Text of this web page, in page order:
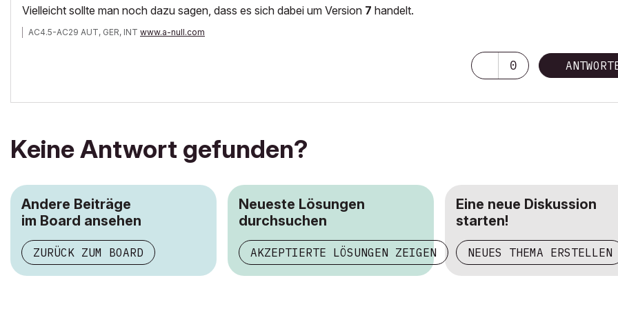
Vielleicht sollte man noch dazu sagen, dass es sich dabei um Version 7 handelt.
AC4.5-AC29 AUT, GER, INT www.a-null.com
0
Keine Antwort gefunden?
Andere Beiträge
im Board ansehen
ZURÜCK ZUM BOARD
Neueste Lösungen
durchsuchen
AKZEPTIERTE LÖSUNGEN ZEIGEN
Eine neue Diskussion
starten!
NEUES THEMA ERSTELLEN